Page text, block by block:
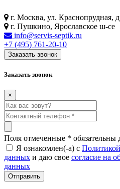
г. Москва, ул. Краснопрудная,
г. Пушкино, Ярославское ш-се
info@servis-septik.ru
+7 (495) 761-20-10
Заказать звонок
Заказать звонок
×
Поля отмеченные * обязательны
Я ознакомлен(-а) с
данных и даю свое согласие на
данных